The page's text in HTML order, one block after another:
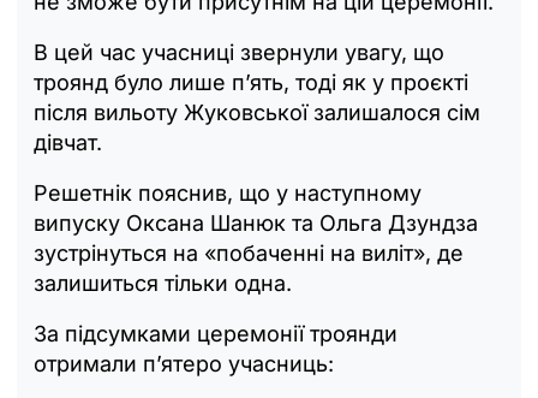
В цей час учасниці звернули увагу, що
троянд було лише п’ять, тоді як у проєкті
після вильоту Жуковської залишалося сім
дівчат.
Решетнік пояснив, що у наступному
випуску Оксана Шанюк та Ольга Дзундза
зустрінуться на «побаченні на виліт», де
залишиться тільки одна.
За підсумками церемонії троянди
отримали п’ятеро учасниць: